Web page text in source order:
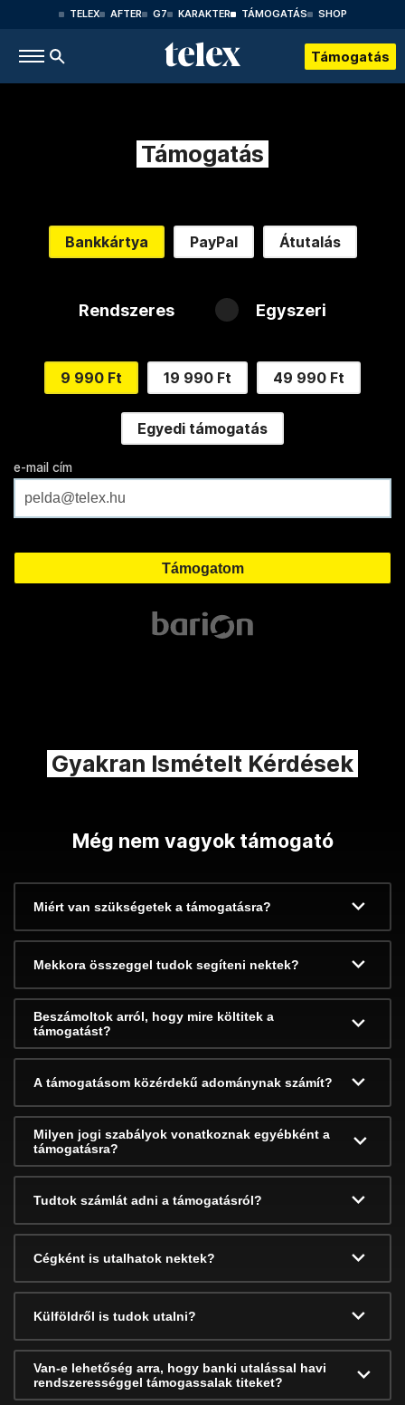
TELEX AFTER G7 KARAKTER TÁMOGATÁS SHOP
Támogatás
Támogatás
Bankkártya PayPal Átutalás
Rendszeres Egyszeri
9 990 Ft 19 990 Ft 49 990 Ft
Egyedi támogatás
e-mail cím
Gyakran Ismételt Kérdések
Még nem vagyok támogató
Miért van szükségetek a támogatásra?
Mekkora összeggel tudok segíteni nektek?
Beszámoltok arról, hogy mire költitek a
támogatást?
A támogatásom közérdekű adománynak számít?
Milyen jogi szabályok vonatkoznak egyébként a
támogatásra?
Tudtok számlát adni a támogatásról?
Cégként is utalhatok nektek?
Külföldről is tudok utalni?
Van-e lehetőség arra, hogy banki utalással havi
rendszerességgel támogassalak titeket?